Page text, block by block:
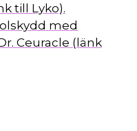
till Lyko).
med
Ceuracle (länk